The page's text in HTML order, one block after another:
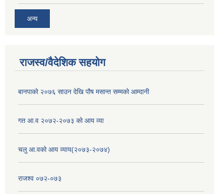
अन्य
राजस्व/वैदेशिक सहयोग
बानपाको २०७६ साउन देखि पौष मसान्त सम्मको आम्दानी
गत आ.व २०७२-२०७३ को आय व्या
चलु आ.वको आय व्याय(२०७३-२०७४)
राजश्व ०७२-०७३